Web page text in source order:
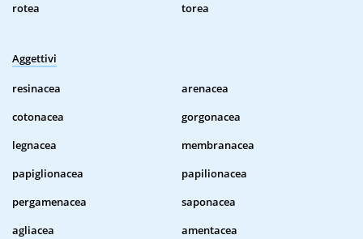
rotea
torea
Aggettivi
resinacea
arenacea
cotonacea
gorgonacea
legnacea
membranacea
papiglionacea
papilionacea
pergamenacea
saponacea
agliacea
amentacea